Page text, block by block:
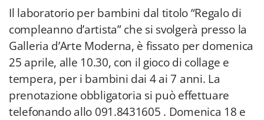
Il laboratorio per bambini dal titolo “Regalo di
compleanno d’artista” che si svolgerà presso la
Galleria d’Arte Moderna, è fissato per domenica
25 aprile, alle 10.30, con il gioco di collage e
tempera, per i bambini dai 4 ai 7 anni. La
prenotazione obbligatoria si può effettuare
telefonando allo 091.8431605 . Domenica 18 e